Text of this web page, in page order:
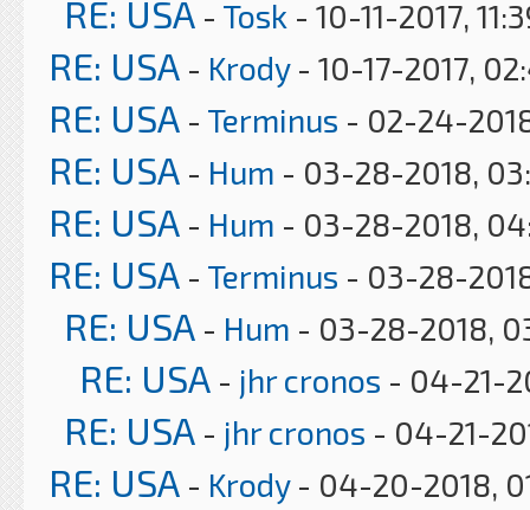
RE: USA - Tosk - 10-11-2017,
RE: USA - Krody- 10-17-2017,
RE: USA - Terminus - 02-24-
RE: USA - Hum - 03-28-2018,
RE: USA - Hum - 03-28-2018,
RE: USA - Terminus - 03-28-
RE: USA - Hum - 03-28-2018,
RE: USA - jhr cronos - 04-21-
RE: USA - jhr cronos - 04-21-
RE: USA - Krody- 04-20-2018,